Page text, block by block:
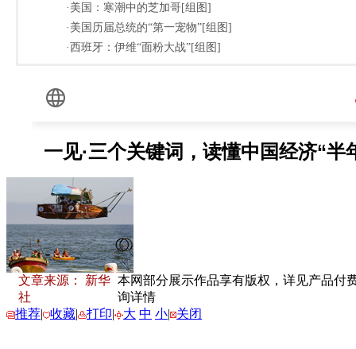
·美国：寒潮中的芝加哥[组图]
·美国历届总统的“第一宠物”[组图]
·西班牙：伊维“面粉大战”[组图]
文章来源： 新华
社
本网部分展示作品享有版权，详见产品付
询详情
推荐| 收藏| 打印| 大 中 小| 关闭